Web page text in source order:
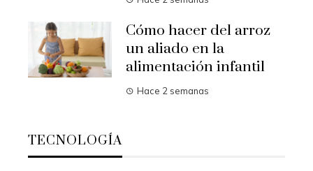
Cómo hacer del arroz
un aliado en la
alimentación infantil
Hace 2 semanas
TECNOLOGÍA